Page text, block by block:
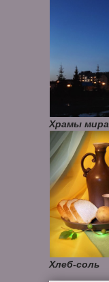
Храмы мира
Хлеб-соль